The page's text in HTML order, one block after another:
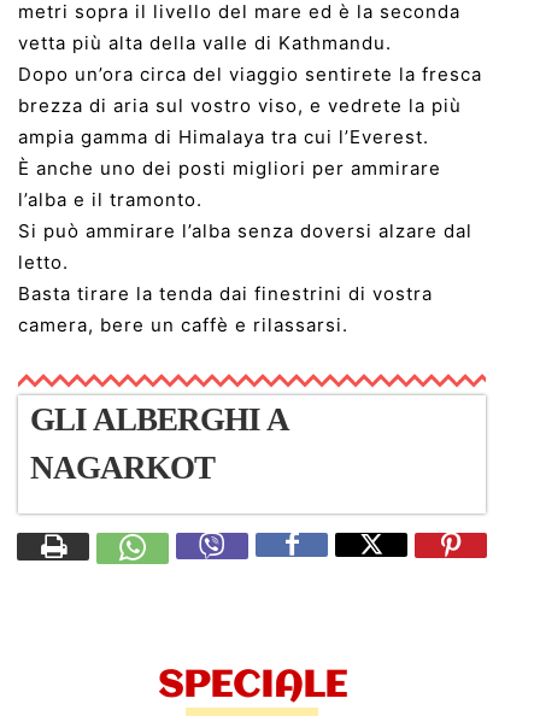
metri sopra il livello del mare ed è la seconda
vetta più alta della valle di Kathmandu.
Dopo un’ora circa del viaggio sentirete la fresca
brezza di aria sul vostro viso, e vedrete la più
ampia gamma di Himalaya tra cui l’Everest.
È anche uno dei posti migliori per ammirare
l’alba e il tramonto.
Si può ammirare l’alba senza doversi alzare dal
letto.
Basta tirare la tenda dai finestrini di vostra
camera, bere un caffè e rilassarsi.
GLI ALBERGHI A
NAGARKOT
SPECIALE